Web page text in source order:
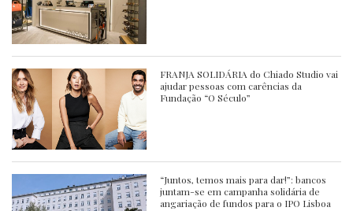
FRANJA SOLIDÁRIA do Chiado Studio vai
ajudar pessoas com carências da
Fundação “O Século”
“Juntos, temos mais para dar!”: bancos
juntam-se em campanha solidária de
angariação de fundos para o IPO Lisboa